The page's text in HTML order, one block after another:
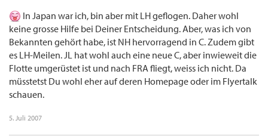
In Japan war ich, bin aber mit LH geflogen. Daher wohl
keine grosse Hilfe bei Deiner Entscheidung. Aber, was ich von
Bekannten gehört habe, ist NH hervorragend in C. Zudem gibt
es LH-Meilen. JL hat wohl auch eine neue C, aber inwieweit die
Flotte umgerüstet ist und nach FRA fliegt, weiss ich nicht. Da
müsstetst Du wohl eher auf deren Homepage oder im Flyertalk
schauen.
5. Juli 2007